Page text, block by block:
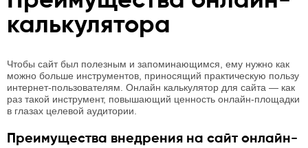
калькулятора
Чтобы сайт был полезным и запоминающимся, ему нужно как
можно больше инструментов, приносящий практическую пользу
интернет-пользователям. Онлайн калькулятор для сайта — как
раз такой инструмент, повышающий ценность онлайн-площадки
в глазах целевой аудитории.
Преимущества внедрения на сайт онлайн-